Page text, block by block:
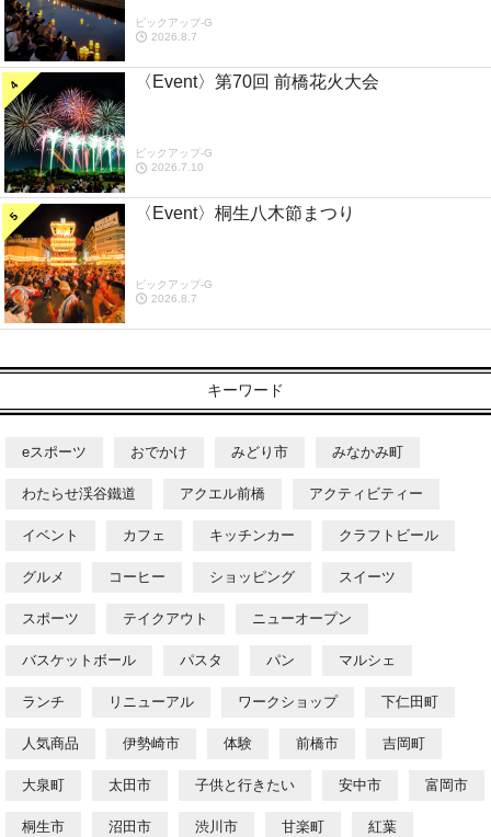
ピックアップ-G
2026.8.7
〈Event〉第70回 前橋花火大会
ピックアップ-G
2026.7.10
〈Event〉桐生八木節まつり
ピックアップ-G
2026.8.7
キーワード
eスポーツ おでかけ みどり市 みなかみ町
わたらせ渓谷鐵道 アクエル前橋 アクティビティー
イベント カフェ キッチンカー クラフトビール
グルメ コーヒー ショッピング スイーツ
スポーツ テイクアウト ニューオープン
バスケットボール パスタ パン マルシェ
ランチ リニューアル ワークショップ 下仁田町
人気商品 伊勢崎市 体験 前橋市 吉岡町
大泉町 太田市 子供と行きたい 安中市 富岡市
桐生市 沼田市 渋川市 甘楽町 紅葉